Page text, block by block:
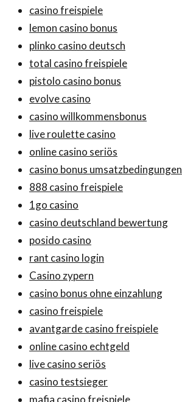
casino freispiele
lemon casino bonus
plinko casino deutsch
total casino freispiele
pistolo casino bonus
evolve casino
casino willkommensbonus
live roulette casino
online casino seriös
casino bonus umsatzbedingungen
888 casino freispiele
1go casino
casino deutschland bewertung
posido casino
rant casino login
Casino zypern
casino bonus ohne einzahlung
casino freispiele
avantgarde casino freispiele
online casino echtgeld
live casino seriös
casino testsieger
mafia casino freispiele